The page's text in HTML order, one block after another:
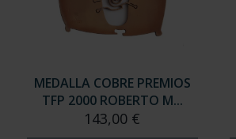
MEDALLA COBRE PREMIOS
TFP 2000 ROBERTO M...
143,00 €